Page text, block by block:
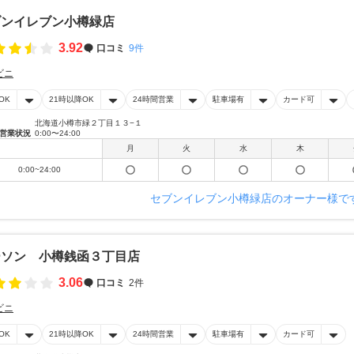
イレブン小樽緑店
3.92
口コミ 9件
ニ
21時以降OK 24時間営業 駐車場有 カード可
北海道小樽市緑２丁目１３−１
業状況 0:00〜24:00
月
火 水 木
0:00~24:00
セブンイレブン小樽緑店のオーナー様で
ン 小樽銭函３丁目店
3.06
口コミ 2件
ニ
21時以降OK 24時間営業 駐車場有 カード可